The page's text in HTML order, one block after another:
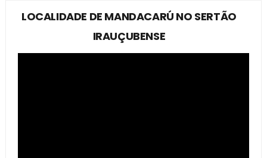
LOCALIDADE DE MANDACARÚ NO SERTÃO
IRAUÇUBENSE